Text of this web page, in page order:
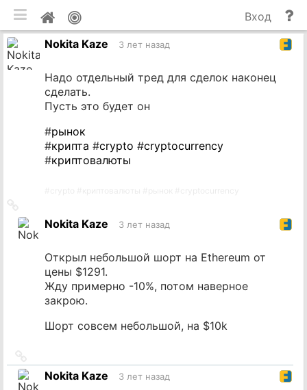
Мой
профиль
и
Вход
Nokita Kaze
3 лет назад
Надо отдельный тред для сделок наконец
сделать.
Пусть это будет он
#рынок
#крипта #crypto #cryptocurrency
#криптовалюты
на
источникNokita Kaze 3 лет назад
Открыл небольшой шорт на Ethereum от
цены $1291.
Жду примерно -10%, потом наверное
закрою.
Шорт совсем небольшой, на $10k
на
источник
Nokita Kaze 3 лет назад
мобильная версия